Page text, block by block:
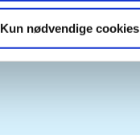
Kun nødvendige cookies